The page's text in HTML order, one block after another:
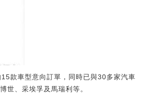
款車型意向訂單，同時已與30多家汽車
世、采埃孚及馬瑞利等。